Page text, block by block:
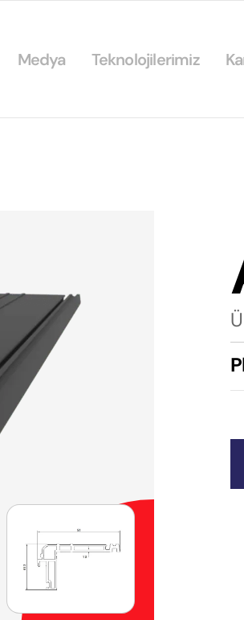
Medya Teknolojilerimiz